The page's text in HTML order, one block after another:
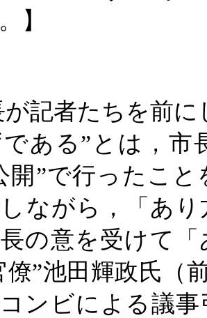
】
が記者たちを前
ある”とは，市
開”で行ったこ
ながら，「あ
の意を受けて
僚”池田輝政氏（
ンビによる議